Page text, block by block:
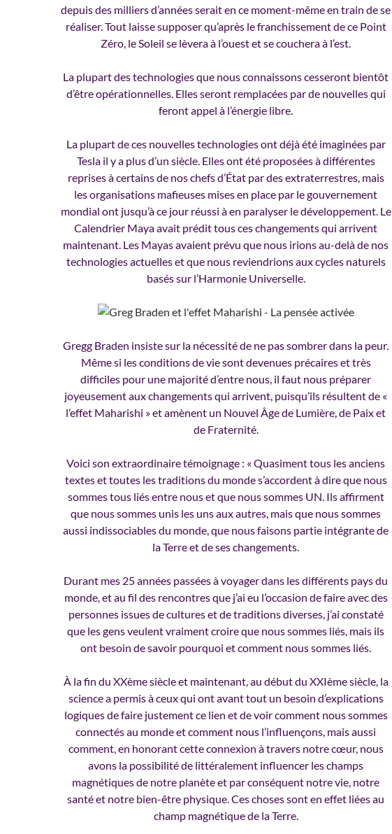
depuis des milliers d’années serait en ce moment-même en train de se
réaliser. Tout laisse supposer qu’après le franchissement de ce Point
Zéro, le Soleil se lèvera à l’ouest et se couchera à l’est.
La plupart des technologies que nous connaissons cesseront bientôt
d’être opérationnelles. Elles seront remplacées par de nouvelles qui
feront appel à l’énergie libre.
La plupart de ces nouvelles technologies ont déjà été imaginées par
Tesla il y a plus d’un siècle. Elles ont été proposées à différentes
reprises à certains de nos chefs d’État par des extraterrestres, mais
les organisations mafieuses mises en place par le gouvernement
mondial ont jusqu’à ce jour réussi à en paralyser le développement. Le
Calendrier Maya avait prédit tous ces changements qui arrivent
maintenant. Les Mayas avaient prévu que nous irions au-delà de nos
technologies actuelles et que nous reviendrions aux cycles naturels
basés sur l’Harmonie Universelle.
Gregg Braden insiste sur la nécessité de ne pas sombrer dans la peur.
Même si les conditions de vie sont devenues précaires et très
difficiles pour une majorité d’entre nous, il faut nous préparer
joyeusement aux changements qui arrivent, puisqu’ils résultent de «
l’effet Maharishi » et amènent un Nouvel Âge de Lumière, de Paix et
de Fraternité.
Voici son extraordinaire témoignage : « Quasiment tous les anciens
textes et toutes les traditions du monde s’accordent à dire que nous
sommes tous liés entre nous et que nous sommes UN. Ils affirment
que nous sommes unis les uns aux autres, mais que nous sommes
aussi indissociables du monde, que nous faisons partie intégrante de
la Terre et de ses changements.
Durant mes 25 années passées à voyager dans les différents pays du
monde, et au fil des rencontres que j’ai eu l’occasion de faire avec des
personnes issues de cultures et de traditions diverses, j’ai constaté
que les gens veulent vraiment croire que nous sommes liés, mais ils
ont besoin de savoir pourquoi et comment nous sommes liés.
À la fin du XXème siècle et maintenant, au début du XXIème siècle, la
science a permis à ceux qui ont avant tout un besoin d’explications
logiques de faire justement ce lien et de voir comment nous sommes
connectés au monde et comment nous l’influençons, mais aussi
comment, en honorant cette connexion à travers notre cœur, nous
avons la possibilité de littéralement influencer les champs
magnétiques de notre planète et par conséquent notre vie, notre
santé et notre bien-être physique. Ces choses sont en effet liées au
champ magnétique de la Terre.